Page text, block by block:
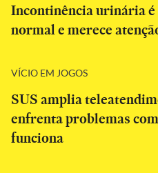
Incontinência urinária é
normal e merece
VÍCIO EM JOGOS
SUS amplia
enfrenta problemas
funciona